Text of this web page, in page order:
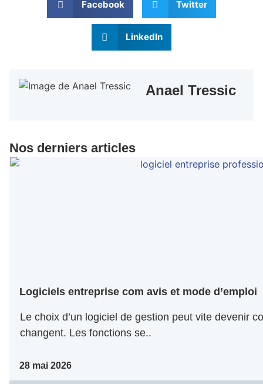
Facebook Twitter
LinkedIn
Anael Tressic
Nos derniers articles
Logiciels entreprise com avis et mode d’emploi
Le choix d’un logiciel de gestion peut vite devenir
changent. Les fonctions se..
28 mai 2026